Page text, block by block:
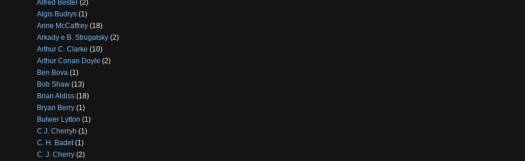
Alfred Bester (2)
Algis Budrys (1)
Anne McCaffrey (18)
Arkady e B. Strugatsky (2)
Arthur C. Clarke (10)
Arthur Conan Doyle (2)
Ben Bova (1)
Bob Shaw (13)
Brian Aldiss (18)
Bryan Berry (1)
Bulwer Lytton (1)
C J. Cherryh (1)
C. H. Badet (1)
C. J. Cherry (2)